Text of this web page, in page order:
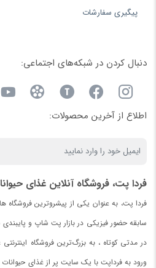
پیگیری سفارشات
دنبال کردن در شبکه‌های اجتماعی:
اطلاع از آخرین محصولات:
فردا پت، فروشگاه آنلاین غذای
فردا پت، به عنوان یکی از پیشروترین فروشگاه
سابقه حضور فیزیکی در بازار پت شاپ و
در مدتی کوتاه ، به بزرگ‌ترین فروشگاه
ورود به فرداپت با یک سایت پر از غذای